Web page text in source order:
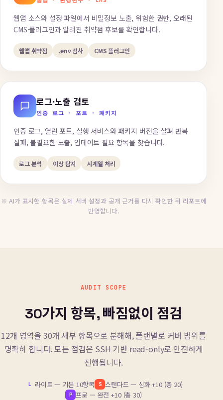
웹앱 소스와 설정 파일에서 비밀정보 노출, 위험한 권한, 오래된
CMS·플러그인과 알려진 취약점 후보를 확인합니다.
웹앱 취약점 .env 검사 CMS 플러그인
로그·노출 검토
인증 로그 · 포트 · 패키지
인증 로그, 열린 포트, 실행 서비스와 패키지 버전을 살펴 반복
실패, 불필요한 노출, 업데이트 필요 항목을 찾습니다.
로그 분석 이상 탐지 시계열 처리
※ AI가 표시한 항목은 실제 서버 설정과 공개 근거를 다시 확인한 뒤 리포트에
반영합니다.
AUDIT SCOPE
30가지 항목, 빠짐없이 점검
12개 영역을 30개 세부 항목으로 분해해, 플랜별로 커버 범위를
명확히 합니다. 모든 점검은 SSH 기반 read-only로 안전하게
진행됩니다.
L 라이트 — 기본 10항목 S 스탠다드 — 심화 +10 (총 20)
P 프로 — 완전 +10 (총 30)